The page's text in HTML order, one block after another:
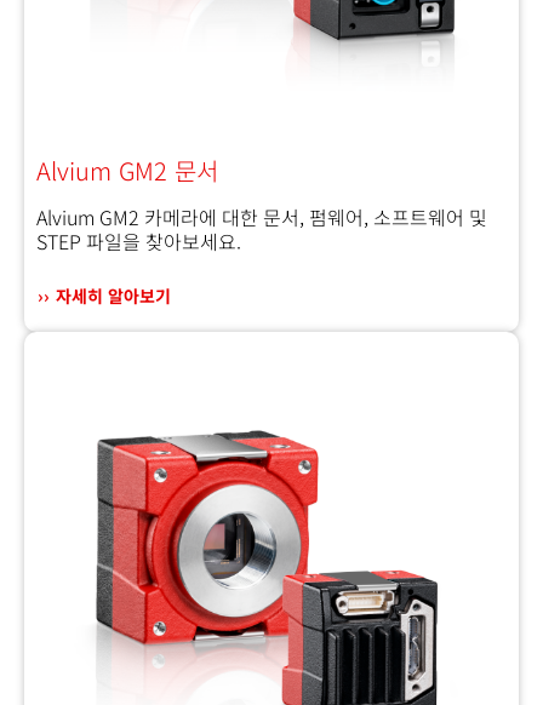
Alvium GM2 문서
Alvium GM2 카메라에 대한 문서, 펌웨어, 소프트웨어 및
STEP 파일을 찾아보세요.
자세히 알아보기